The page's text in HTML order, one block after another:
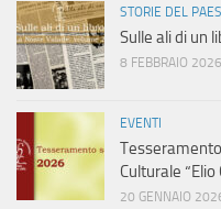
STORIE DEL
Sulle ali di un
8 FEBBRAIO 2026
EVENTI
Culturale “Elio
20 GENNAIO